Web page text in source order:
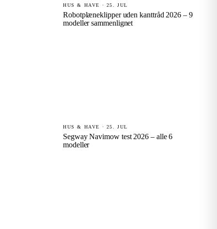
HUS & HAVE · 25. JUL
Robotplæneklipper uden kanttråd 2026 – 9
modeller sammenlignet
HUS & HAVE · 25. JUL
Segway Navimow test 2026 – alle 6
modeller